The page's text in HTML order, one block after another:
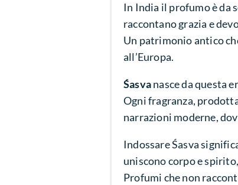
In India il profumo è da
raccontano grazia e
Un patrimonio antico
all’Europa.
Śasvanasce da questa
Ogni fragranza,
narrazioni moderne,
Indossare Śasva
uniscono corpo e
Profumi che non